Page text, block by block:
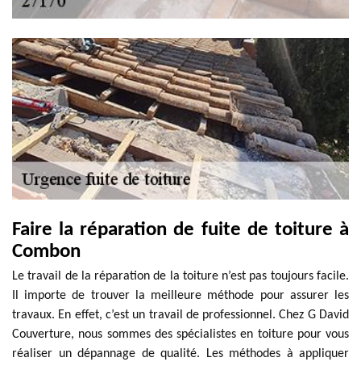
Faire la réparation de fuite de toiture à
Combon
Le travail de la réparation de la toiture n’est pas toujours facile.
Il importe de trouver la meilleure méthode pour assurer les
travaux. En effet, c’est un travail de professionnel. Chez G David
Couverture, nous sommes des spécialistes en toiture pour vous
réaliser un dépannage de qualité. Les méthodes à appliquer